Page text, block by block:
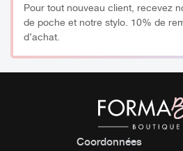
Pour tout nouveau client, recevez
de poche et notre stylo. 10% de
d’achat.
Coordonnées